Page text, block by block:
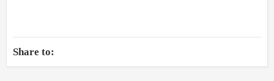
Share to: